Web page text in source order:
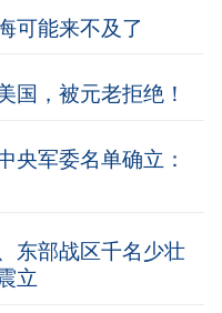
可能来不及了
国，被元老拒绝！
央军委名单确立：
东部战区千名少壮
立